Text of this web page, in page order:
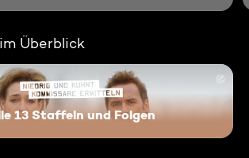
Überblick
Niedrig und Kuhnt -
13 Staffeln und Folgen